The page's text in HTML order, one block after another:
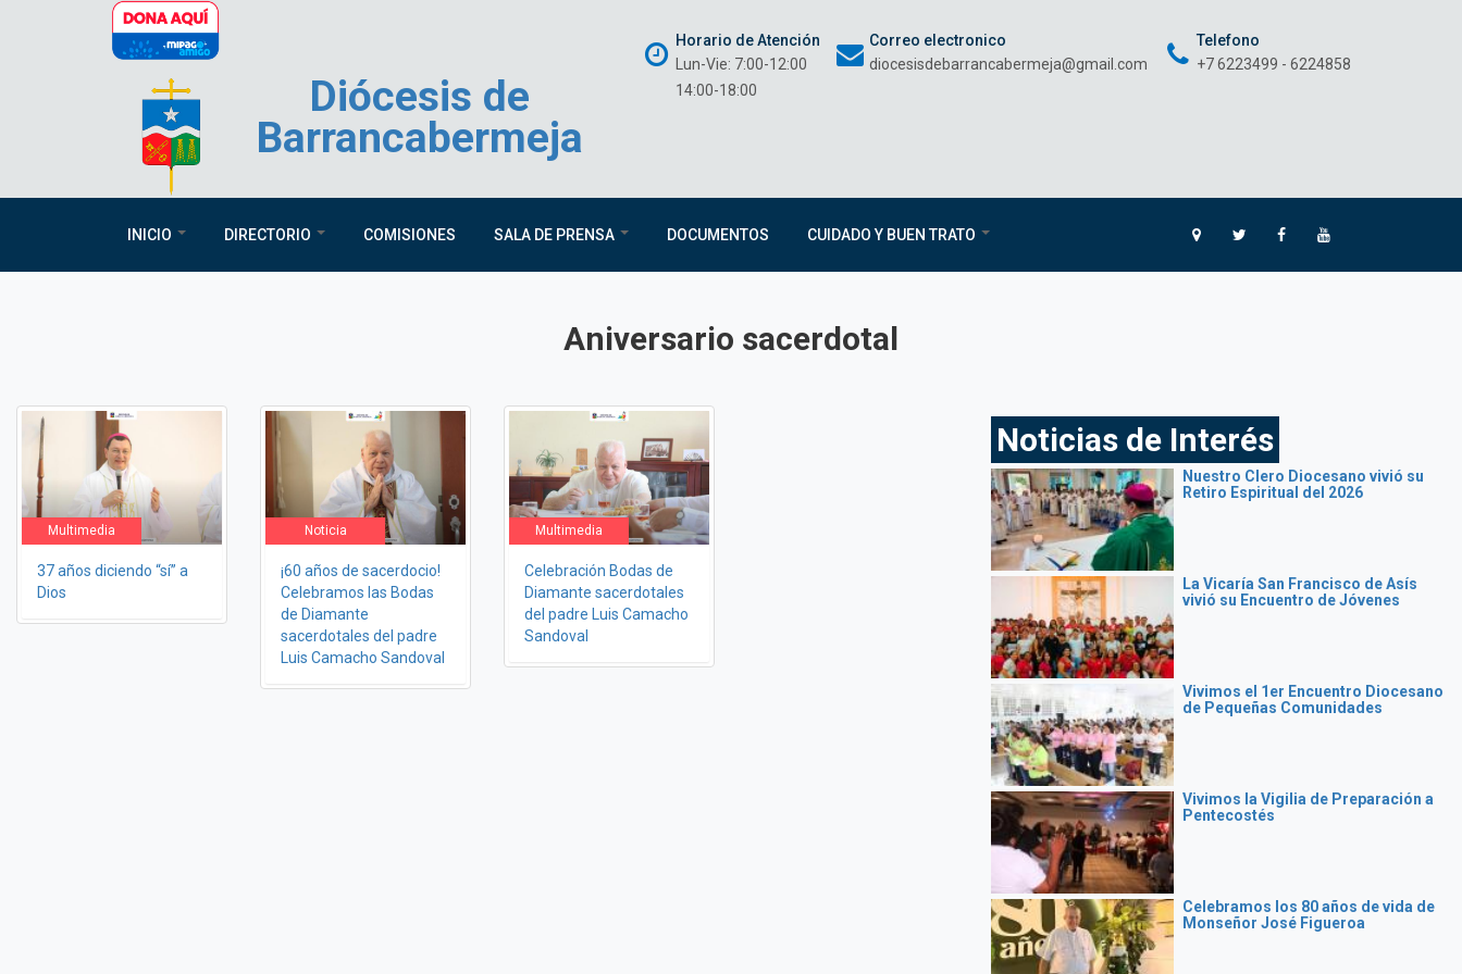
Pasar al contenido principal
Diócesis de
Barrancabermeja
Horario de Atención
Lun-Vie: 7:00-12:00
14:00-18:00
Correo electronico
diocesisdebarrancabermeja@gmail.com
Telefono
+7 6223499 - 6224858
INICIO DIRECTORIO COMISIONES SALA DE PRENSA DOCUMENTOS CUIDADO Y BUEN TRATO
Aniversario sacerdotal
Multimedia
37 años diciendo “sí” a
Dios
Noticia
¡60 años de sacerdocio!
Celebramos las Bodas
de Diamante
sacerdotales del padre
Luis Camacho Sandoval
Multimedia
Celebración Bodas de
Diamante sacerdotales
del padre Luis Camacho
Sandoval
Noticias de Interés
Nuestro Clero Diocesano vivió su
Retiro Espiritual del 2026
La Vicaría San Francisco de Asís
vivió su Encuentro de Jóvenes
Vivimos el 1er Encuentro Diocesano
de Pequeñas Comunidades
Vivimos la Vigilia de Preparación a
Pentecostés
Celebramos los 80 años de vida de
Monseñor José Figueroa